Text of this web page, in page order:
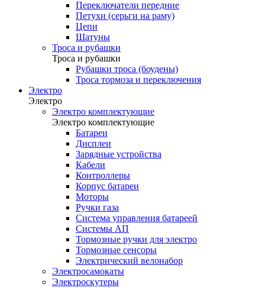
Переключатели передние
Петухи (серьги на раму)
Цепи
Шатуны
Троса и рубашки
Троса и рубашки
Рубашки троса (боудены)
Троса тормоза и переключения
Электро
Электро
Электро комплектующие
Электро комплектующие
Батареи
Дисплеи
Зарядные устройства
Кабели
Контроллеры
Корпус батареи
Моторы
Ручки газа
Система управления батареей
Системы АП
Тормозные ручки для электро
Тормозные сенсоры
Электрический велонабор
Электросамокаты
Электроскутеры